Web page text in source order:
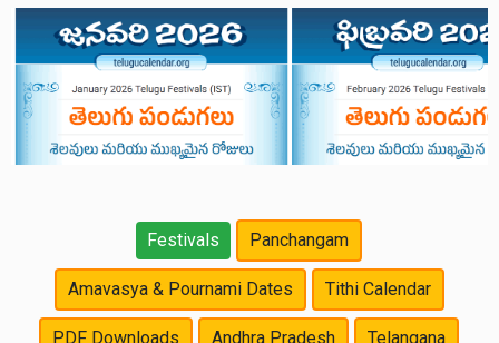
Festivals Panchangam
Amavasya & Pournami Dates Tithi Calendar
PDF Downloads Andhra Pradesh Telangana